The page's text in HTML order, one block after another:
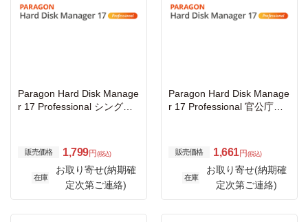
Paragon Hard Disk Manage
r 17 Professional シングル
販売価格 1,799円 (税込)
在庫
お取り寄せ(納期確
定次第ご連絡)
Paragon Hard Disk Manage
r 17 Professional 官公庁・
販売価格 1,661円 (税込)
在庫
お取り寄せ(納期確
定次第ご連絡)